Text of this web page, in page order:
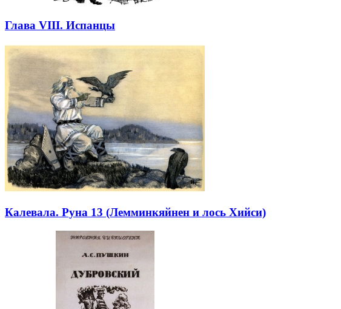
Глава VIII. Испанцы
Калевала. Руна 13 (Лемминкяйнен и лось Хийси)